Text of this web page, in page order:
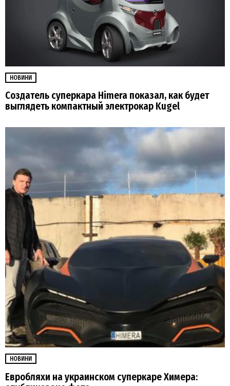
НОВИНИ
Создатель суперкара Himera показал, как будет
выглядеть компактный электрокар Kugel
НОВИНИ
Евробляхи на украинском суперкаре Химера: